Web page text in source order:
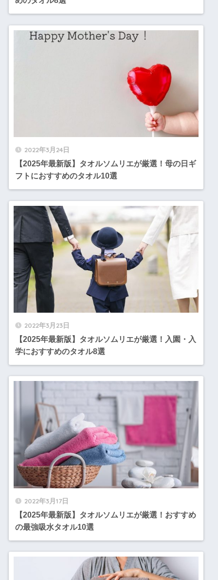
2022年3月24日
【2025年最新版】タオルソムリエが厳選！母の日ギ
フトにおすすめのタオル10選
2022年3月23日
【2025年最新版】タオルソムリエが厳選！入園・入
学におすすめのタオル8選
2022年3月17日
【2025年最新版】タオルソムリエが厳選！おすすめ
の最強吸水タオル10選